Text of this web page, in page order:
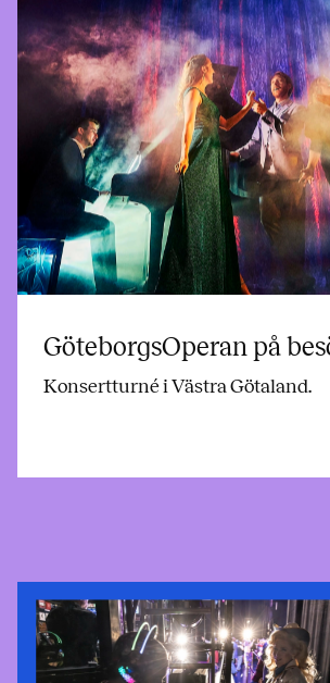
GöteborgsOperan på
Konsertturné i Västra Götaland.